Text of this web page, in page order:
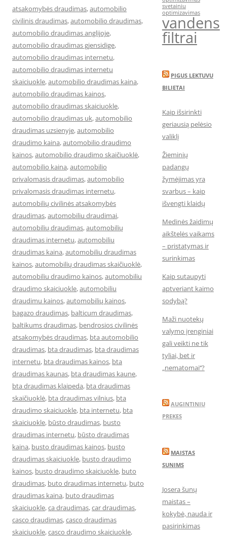
atsakomybės draudimas,automobilio
civilinis draudimas,automobilio draudimas,
automobilio draudimas anglijoje,
automobilio draudimas gjensidige,
automobilio draudimas internetu,
automobilio draudimas internetu
skaiciuokle,automobilio draudimas kaina,
automobilio draudimas kainos,
automobilio draudimas skaiciuokle,
automobilio draudimas uk,automobilio
draudimas uzsienyje,automobilio
draudimo kaina,automobilio draudimo
kainos,automobilio draudimo skaičiuoklė,
automobilio kaina,automobilio
privalomasis draudimas,automobilio
privalomasis draudimas internetu,
automobilių civilinės atsakomybės
draudimas,automobiliu draudimai,
automobilių draudimas,automobilių
draudimas internetu,automobiliu
draudimas kaina,automobiliu draudimas
kainos,automobilių draudimas skaičiuoklė,
automobiliu draudimo kainos,automobiliu
draudimo skaiciuokle,automobiliu
draudimu kainos,automobilių kainos,
bagazo draudimas, balticum draudimas,
baltikums draudimas, bendrosios civilinės
atsakomybės draudimas, bta automobilio
draudimas, bta draudimas, bta draudimas
internetu, bta draudimas kainos, bta
draudimas kaunas, bta draudimas kaune,
bta draudimas klaipeda, bta draudimas
skaičiuoklė, bta draudimas vilnius, bta
draudimo skaiciuokle, bta internetu, bta
skaiciuokle, būsto draudimas, busto
draudimas internetu, būsto draudimas
kaina, busto draudimas kainos, busto
draudimas skaiciuokle, busto draudimo
kainos, busto draudimo skaiciuokle, buto
draudimas, buto draudimas internetu, buto
draudimas kaina, buto draudimas
skaiciuokle,ca draudimas,car draudimas,
casco draudimas,casco draudimas
skaiciuokle,casco draudimo skaiciuokle,
svetainiu
optimizavimas
vandens
filtrai
PIGUS LEKTUVU
BILIETAI
Kaip išsirinkti
geriausią pelėsio
valiklį
Žieminių
padangų
žymėjimas yra
svarbus – kaip
išvengti klaidų
Medinės žaidimų
aikštelės vaikams
– pristatymas ir
surinkimas
Kaip sutaupyti
aptveriant kaimo
sodybą?
Maži nuotekų
valymo įrenginiai
gali veikti ne tik
tyliai, bet ir
„nematomai‘‘?
AUGINTINIU
PREKES
MAISTAS
SUNIMS
Josera šunų
maistas –
kokybė, nauda ir
pasirinkimas